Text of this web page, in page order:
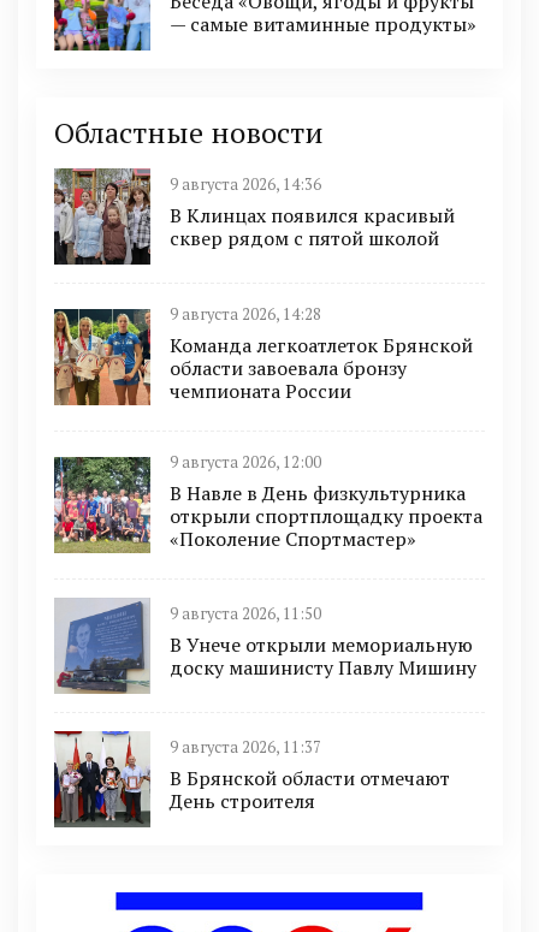
— самые витаминные продукты»
Областные новости
9 августа 2026, 14:36
В Клинцах появился красивый
сквер рядом с пятой школой
9 августа 2026, 14:28
Команда легкоатлеток Брянской
области завоевала бронзу
чемпионата России
9 августа 2026, 12:00
В Навле в День физкультурника
открыли спортплощадку проекта
«Поколение Спортмастер»
9 августа 2026, 11:50
В Унече открыли мемориальную
доску машинисту Павлу Мишину
9 августа 2026, 11:37
В Брянской области отмечают
День строителя